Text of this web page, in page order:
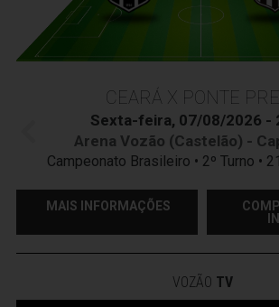
CEARÁ X PONTE
Sexta-feira, 07/08/2026 -
Arena Vozão (Castelão) -
Campeonato Brasileiro • 2º Turno •
MAIS INFORMAÇÕES
VOZÃO TV